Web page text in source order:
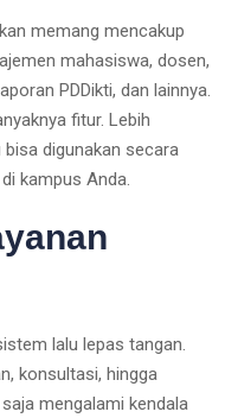
memang mencakup
mahasiswa, dosen,
PDDikti, dan lainnya.
fitur. Lebih
digunakan secara
kampus Anda.
lalu lepas tangan.
konsultasi, hingga
mengalami kendala